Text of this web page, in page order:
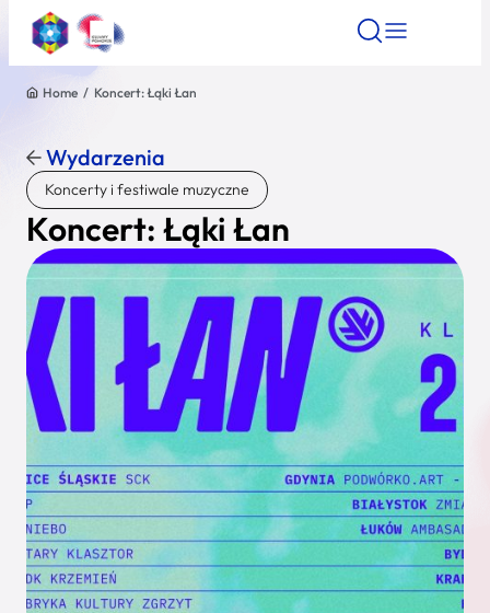
Znajdź atrakcję
Nazwa atrakcji
Miasto
Kategoria
Wyszukaj
Home / Koncert: Łąki Łan
Wydarzenia
Koncerty i festiwale muzyczne
Koncert: Łąki Łan